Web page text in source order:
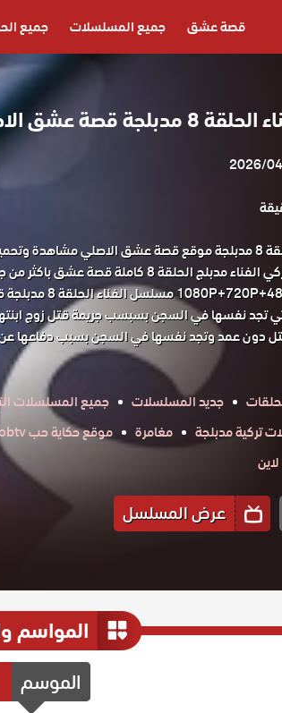
قصة عشق جميع المسلسلات جميع
قصة عشق الاصلي
2026/
مسلسل الفناء الحلقة 8 مدبلجة موقع قصة عشق الاصلي مشاهدة
مسلسل الدراما التركي الفناء مدبلج الحلقة 8 كاملة
تجد نفسها في السجن بسبسب جريمة قتل زوج
دون عمد وتجد نفسها في السجن بسبب دفاعها عن
جديد المسلسلات
جميع المسلسلات
تركية مدبلجة مغامرة
موقع حكاية حب 7obtv
عرض المسلسل
المواسم
الموسم